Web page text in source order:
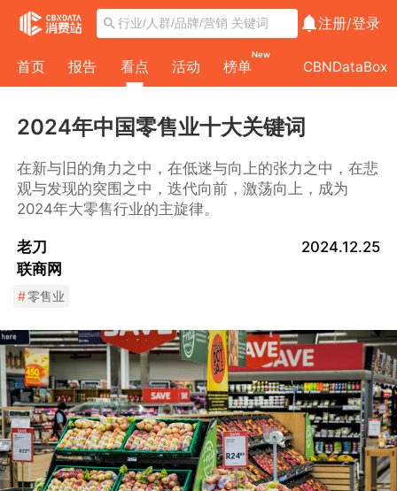
注册/登录
首页 报告 看点 活动 榜单
New
CBNDataBox
2024年中国零售业十大关键词
在新与旧的角力之中，在低迷与向上的张力之中，在悲
观与发现的突围之中，迭代向前，激荡向上，成为
2024年大零售行业的主旋律。
老刀
联商网
2024.12.25
#零售业